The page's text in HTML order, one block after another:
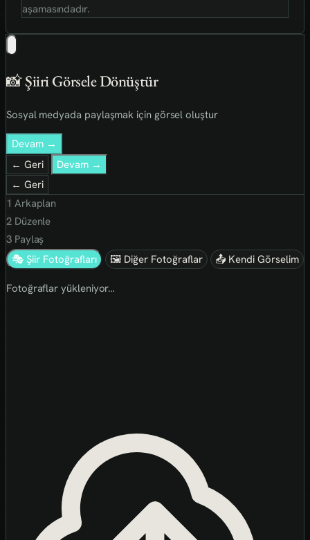
aşamasındadır.
📸 Şiiri Görsele Dönüştür
Sosyal medyada paylaşmak için görsel oluştur
Devam →
← Geri
Devam →
← Geri
1 Arkaplan
2Düzenle
3Paylaş
🎭 Şiir Fotoğrafları
🖼 Diğer Fotoğraflar 📤 Kendi Görselim
Fotoğraflar yükleniyor…